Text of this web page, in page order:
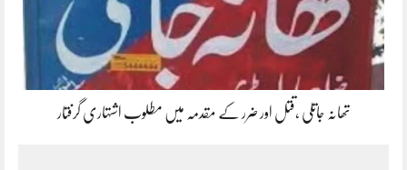
تھانہ جاتلی ،قتل اور ضرر کے مقدمہ میں مطلوب اشتہاری گرفتار